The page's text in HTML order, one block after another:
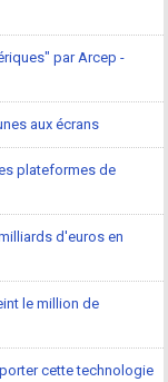
par Arcep -
aux écrans
plateformes de
d'euros en
le million de
cette technologie